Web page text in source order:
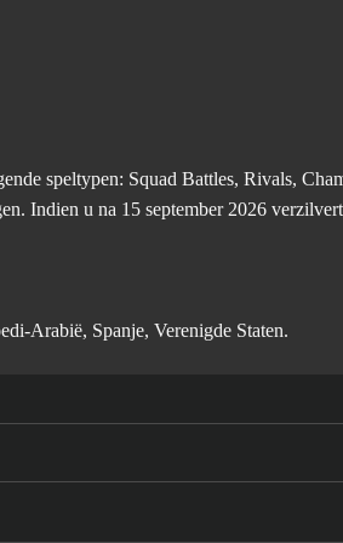
speltypen: Squad Battles, Rivals,
Indien u na 15 september 2026
Arabië, Spanje, Verenigde Staten.